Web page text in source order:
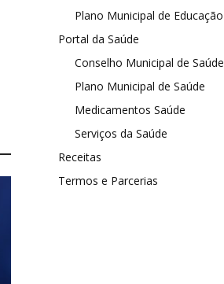
Plano Municipal de Educação
Portal da Saúde
Conselho Municipal de Saúde
Plano Municipal de Saúde
Medicamentos Saúde
Serviços da Saúde
Receitas
Termos e Parcerias